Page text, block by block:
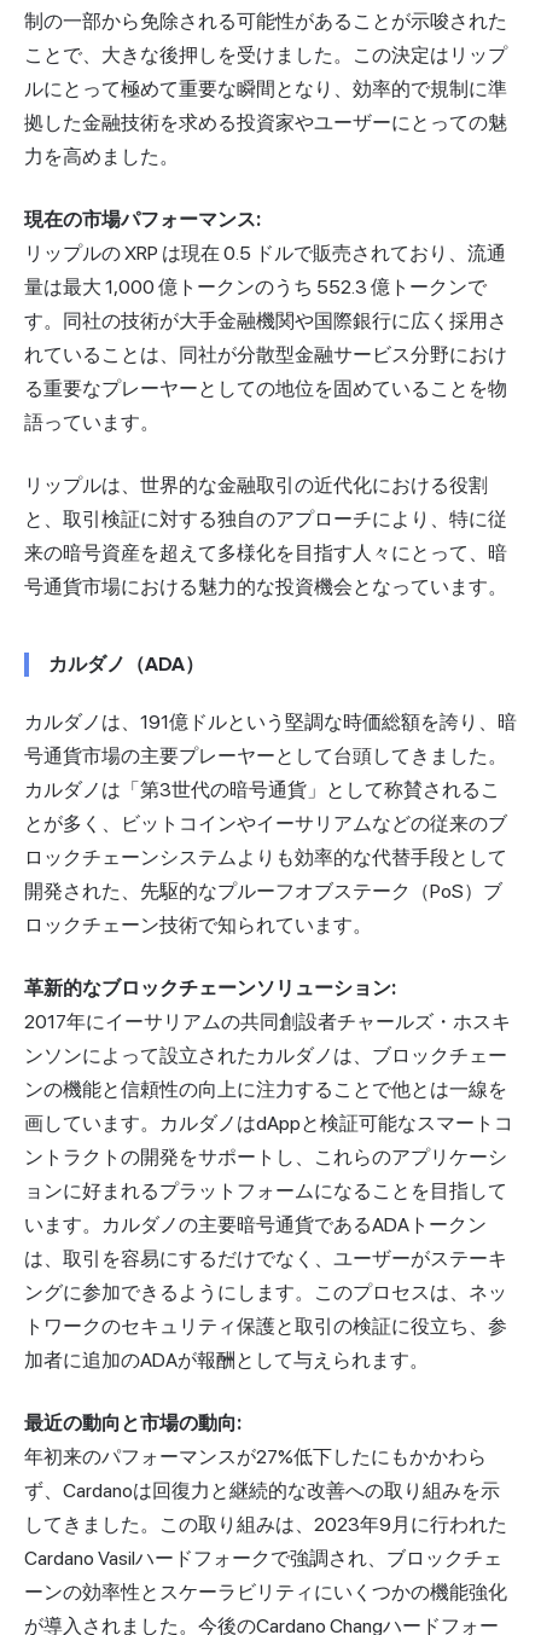
制の一部から免除される可能性があることが示唆された
ことで、大きな後押しを受けました。この決定はリップ
ルにとって極めて重要な瞬間となり、効率的で規制に準
拠した金融技術を求める投資家やユーザーにとっての魅
力を高めました。
現在の市場パフォーマンス:
リップルの XRP は現在 0.5 ドルで販売されており、流通
量は最大 1,000 億トークンのうち 552.3 億トークンで
す。同社の技術が大手金融機関や国際銀行に広く採用さ
れていることは、同社が分散型金融サービス分野におけ
る重要なプレーヤーとしての地位を固めていることを物
語っています。
リップルは、世界的な金融取引の近代化における役割
と、取引検証に対する独自のアプローチにより、特に従
来の暗号資産を超えて多様化を目指す人々にとって、暗
号通貨市場における魅力的な投資機会となっています。
カルダノ（ADA）
カルダノは、191億ドルという堅調な時価総額を誇り、暗
号通貨市場の主要プレーヤーとして台頭してきました。
カルダノは「第3世代の暗号通貨」として称賛されるこ
とが多く、ビットコインやイーサリアムなどの従来のブ
ロックチェーンシステムよりも効率的な代替手段として
開発された、先駆的なプルーフオブステーク（PoS）ブ
ロックチェーン技術で知られています。
革新的なブロックチェーンソリューション:
2017年にイーサリアムの共同創設者チャールズ・ホスキ
ンソンによって設立されたカルダノは、ブロックチェー
ンの機能と信頼性の向上に注力することで他とは一線を
画しています。カルダノはdAppと検証可能なスマートコ
ントラクトの開発をサポートし、これらのアプリケーシ
ョンに好まれるプラットフォームになることを目指して
います。カルダノの主要暗号通貨であるADAトークン
は、取引を容易にするだけでなく、ユーザーがステーキ
ングに参加できるようにします。このプロセスは、ネッ
トワークのセキュリティ保護と取引の検証に役立ち、参
加者に追加のADAが報酬として与えられます。
最近の動向と市場の動向:
年初来のパフォーマンスが27%低下したにもかかわら
ず、Cardanoは回復力と継続的な改善への取り組みを示
してきました。この取り組みは、2023年9月に行われた
Cardano Vasilハードフォークで強調され、ブロックチェ
ーンの効率性とスケーラビリティにいくつかの機能強化
が導入されました。今後のCardano Changハードフォー